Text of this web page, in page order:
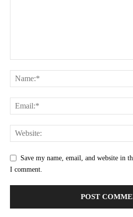
Save my name, email, and website in
I comment.